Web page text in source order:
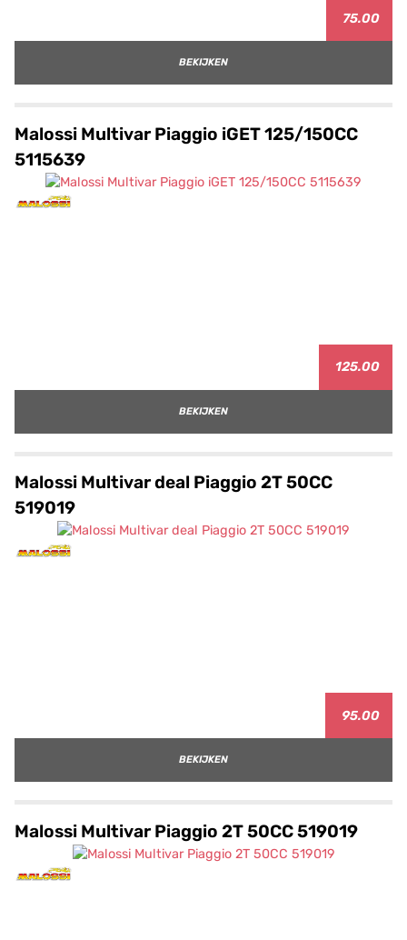
75.00
BEKIJKEN
Malossi Multivar Piaggio iGET 125/150CC
5115639
125.00
BEKIJKEN
Malossi Multivar deal Piaggio 2T 50CC
519019
95.00
BEKIJKEN
Malossi Multivar Piaggio 2T 50CC 519019